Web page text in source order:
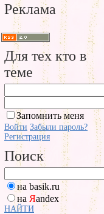
Реклама
Для тех кто в
теме
Запомнить меня
Войти Забыли пароль?
Регистрация
Поиск
на basik.ru
на Яandex
НАЙТИ